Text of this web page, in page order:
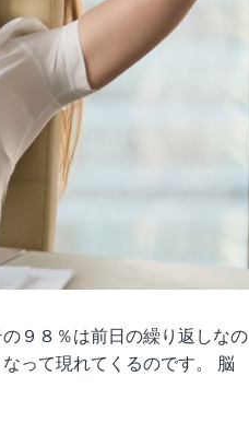
９８％は前日の繰り返しなの
って現れてくるのです。 脳